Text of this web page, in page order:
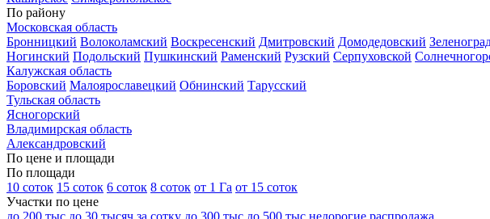
По району
Московская область
Бронницкий Волоколамский Воскресенский Дмитровский Домодедовский
Ногинский Подольский Пушкинский Раменский Рузский Серпуховской
Калужская область
Боровский Малоярославецкий Обнинский Тарусский
Тульская область
Ясногорский
Владимирская область
Александровский
По цене и площади
По площади
10 соток 15 соток 6 соток 8 соток от 1 Га от 15 соток
Участки по цене
до 200 тыс до 30 тысяч за сотку до 300 тыс до 500 тыс недорогие распродажа